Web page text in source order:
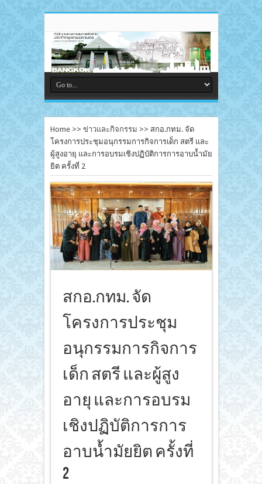
Home>> ข่าวและกิจกรรม >> สกอ.กทม. จัด
โครงการประชุมอนุกรรมการกิจการเด็ก สตรี และ
ผู้สูงอายุ และการอบรมเชิงปฏิบัติการการอาบน้ำมัย
ยิต ครั้งที่ 2
สกอ.กทม. จัด
โครงการประชุม
อนุกรรมการกิจการ
เด็ก สตรี และผู้สูง
อายุ และการอบรม
เชิงปฏิบัติการการ
อาบน้ำมัยยิต ครั้งที่
2